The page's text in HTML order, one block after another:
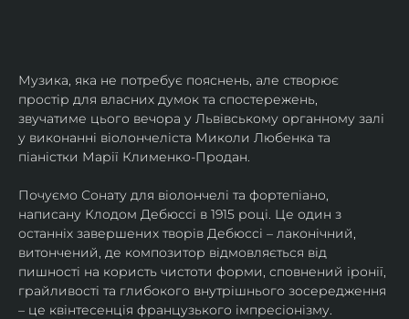
Музика, яка не потребує пояснень, але створює
простір для власних думок та спостережень,
звучатиме цього вечора у Львівському органному залі
у виконанні віолончеліста Миколи Любенка та
піаністки Марії Клименко-Продан.
Почуємо Сонату для віолончелі та фортепіано,
написану Клодом Дебюссі в 1915 році. Це один з
останніх завершених творів Дебюссі – лаконічний,
витончений, де композитор відмовляється від
пишності на користь чистоти форми, сповнений іронії,
грайливості та глибокого внутрішнього зосередження
– це квінтесенція французького імпресіонізму.